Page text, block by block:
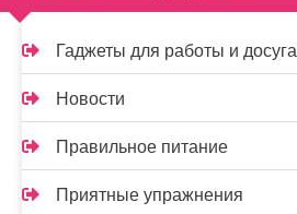
Гаджеты для работы и досуга
Новости
Правильное питание
Приятные упражнения